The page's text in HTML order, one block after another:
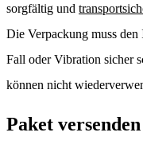
sorgfältig und
Die Verpackung muss
Fall oder Vibration sicher
können nicht
Paket versenden